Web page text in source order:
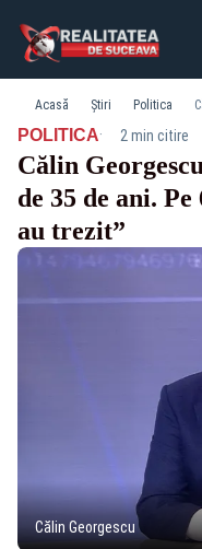
Acasă Știri Politica
POLITICA· 2 min citire
Călin
de 35 de ani.
au trezit”
Călin Georgescu